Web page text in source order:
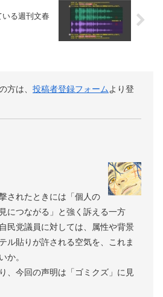
る週刊文春
方は、 投稿者登録フォーム より登
されたときには「個人の
につながる」と強く訴える一方
民党議員に対しては、属性や背景
ル貼りが許される空気を、これま
か。
、今回の声明は「ゴミクズ」に見